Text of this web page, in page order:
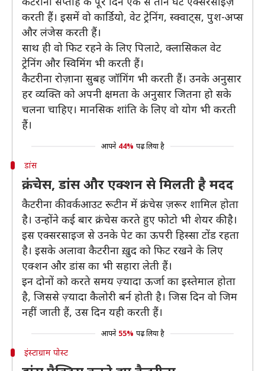
करती हैं। इसमें वो कार्डियो, वेट ट्रेनिंग, स्क्वाट्स, पुश-अप्स
और लंजेस करती हैं।
साथ ही वो फिट रहने के लिए पिलाटे, क्लासिकल वेट
ट्रेनिंग और स्विमिंग भी करती हैं।
कैटरीना रोज़ाना सुबह जॉगिंग भी करती हैं। उनके अनुसार
हर व्यक्ति को अपनी क्षमता के अनुसार जितना हो सके
चलना चाहिए। मानसिक शांति के लिए वो योग भी करती
हैं।
आपने 44% पढ़ लिया है
डांस
क्रंचेस, डांस और एक्शन से मिलती है मदद
कैटरीना की वर्कआउट रूटीन में क्रंचेस ज़रूर शामिल होता
है। उन्होंने कई बार क्रंचेस करते हुए फोटो भी शेयर की है।
इस एक्सरसाइज से उनके पेट का ऊपरी हिस्सा टोंड रहता
है। इसके अलावा कैटरीना ख़ुद को फिट रखने के लिए
एक्शन और डांस का भी सहारा लेती हैं।
इन दोनों को करते समय ज़्यादा ऊर्जा का इस्तेमाल होता
है, जिससे ज़्यादा कैलोरी बर्न होती है। जिस दिन वो जिम
नहीं जाती हैं, उस दिन यही करती हैं।
आपने 55% पढ़ लिया है
इंस्टाग्राम पोस्ट